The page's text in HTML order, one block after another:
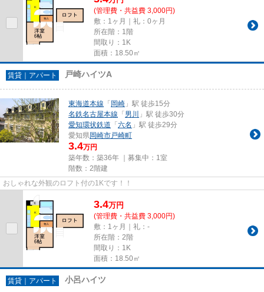
(管理費・共益費 3,000円)
敷：1ヶ月｜礼：0ヶ月
所在階：1階
間取り：1K
面積：18.50㎡
賃貸｜アパート 戸崎ハイツA
東海道本線 「 岡崎 」駅 徒歩15分
名鉄名古屋本線 「 男川
」駅 徒歩30分
愛知環状鉄道 「 六名 」駅 徒歩29分
愛知県岡崎市戸崎町
3.4万円
築年数：築36年 ｜募集中： 1室
階数：2階建
おしゃれな外観のロフト付の1Kです！！
3.4万円
(管理費・共益費 3,000円)
敷：1ヶ月｜礼：-
所在階：2階
間取り：1K
面積：18.50㎡
賃貸｜アパート 小呂ハイツ